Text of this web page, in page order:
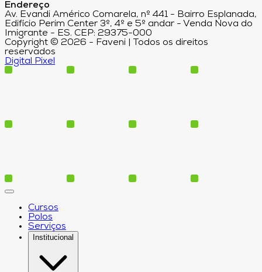
Endereço
Av. Evandi Américo Comarela, nº 441 - Bairro Esplanada,
Edifício Perim Center 3º, 4º e 5º andar - Venda Nova do
Imigrante - ES. CEP: 29375-000
Copyright © 2026 - Faveni | Todos os direitos
reservados
Digital Pixel
Cursos
Polos
Serviços
Institucional